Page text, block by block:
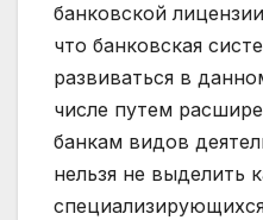
банковской
что банковская
развиваться в
числе путем
банкам видов
нельзя не выделить